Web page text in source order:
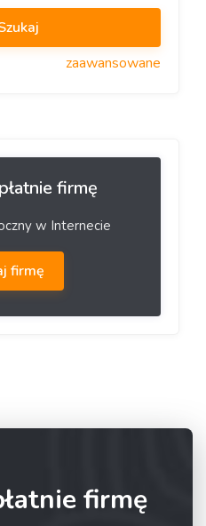
zaawansowane
firmę
w Internecie
firmę
firmę